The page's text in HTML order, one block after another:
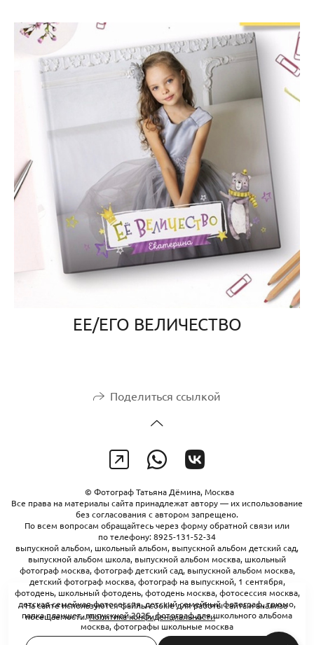
ЕЕ/ЕГО ВЕЛИЧЕСТВО
Поделиться ссылкой
© Фотограф Татьяна Дёмина, Москва
Все права на материалы сайта принадлежат автору — их использование
без согласования с автором запрещено.
По всем вопросам обращайтесь через форму обратной связи или
по телефону: 8925-131-52-34
выпускной альбом, школьный альбом, выпускной альбом детский сад,
выпускной альбом школа, выпускной альбом москва, школьный
фотограф москва, фотограф детский сад, выпускной альбом москва,
детский фотограф москва, фотограф на выпускной, 1 сентября,
фотодень, школьный фотодень, фотодень москва, фотосессия москва,
детская семейная фотосессия, детский семейный фотограф, трюмо,
папка планшет, выпускной 2025, фотограф для школьного альбома
москва, фотографы школьные москва
На сайте используются файлы cookie для работы сайта и анализа
посещаемости.Политика конфиденциальности